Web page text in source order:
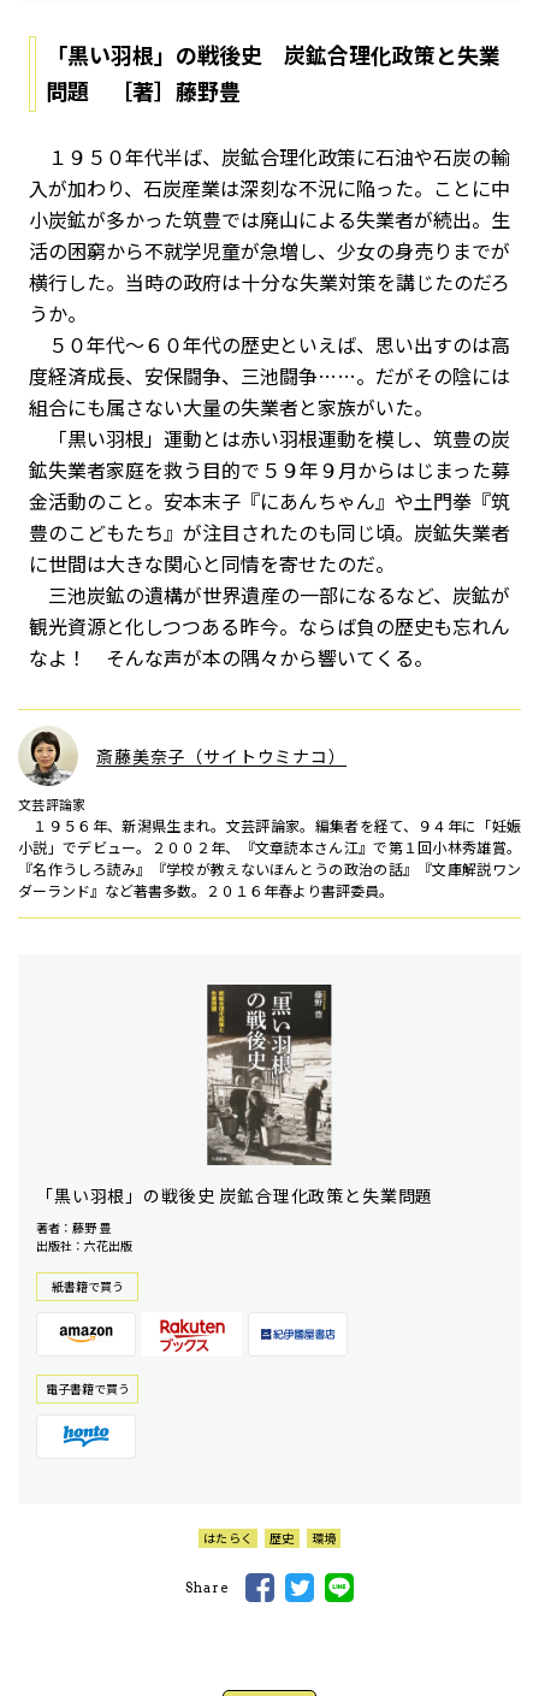
「黒い羽根」の戦後史 炭鉱合理化政策と失業
問題 ［著］藤野豊
１９５０年代半ば、炭鉱合理化政策に石油や石炭の輸
入が加わり、石炭産業は深刻な不況に陥った。ことに中
小炭鉱が多かった筑豊では廃山による失業者が続出。生
活の困窮から不就学児童が急増し、少女の身売りまでが
横行した。当時の政府は十分な失業対策を講じたのだろ
うか。
５０年代～６０年代の歴史といえば、思い出すのは高
度経済成長、安保闘争、三池闘争……。だがその陰には
組合にも属さない大量の失業者と家族がいた。
「黒い羽根」運動とは赤い羽根運動を模し、筑豊の炭
鉱失業者家庭を救う目的で５９年９月からはじまった募
金活動のこと。安本末子『にあんちゃん』や土門拳『筑
豊のこどもたち』が注目されたのも同じ頃。炭鉱失業者
に世間は大きな関心と同情を寄せたのだ。
三池炭鉱の遺構が世界遺産の一部になるなど、炭鉱が
観光資源と化しつつある昨今。ならば負の歴史も忘れん
なよ！ そんな声が本の隅々から響いてくる。
斎藤美奈子（サイトウミナコ）
文芸評論家
１９５６年、新潟県生まれ。文芸評論家。編集者を経て、９４年に「妊娠
小説」でデビュー。２００２年、『文章読本さん江』で第１回小林秀雄賞。
『名作うしろ読み』『学校が教えないほんとうの政治の話』『文庫解説ワン
ダーランド』など著書多数。２０１６年春より書評委員。
「黒い羽根」の戦後史 炭鉱合理化政策と失業問題
著者：藤野 豊
出版社：六花出版
紙書籍で買う
電⼦書籍で買う
はたらく 歴史 環境
Share